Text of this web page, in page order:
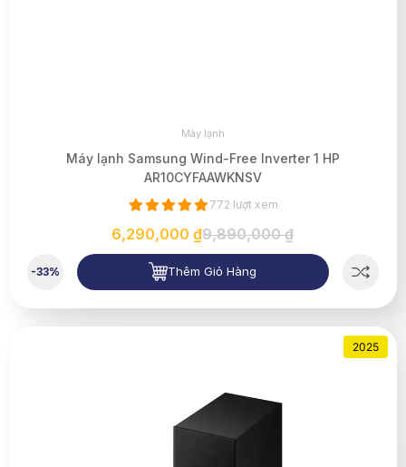
Máy lạnh
Máy lạnh Samsung Wind-Free Inverter 1 HP
AR10CYFAAWKNSV
772 lượt xem
6,290,000 ₫9,890,000 ₫
-33% Thêm Giỏ Hàng
2025